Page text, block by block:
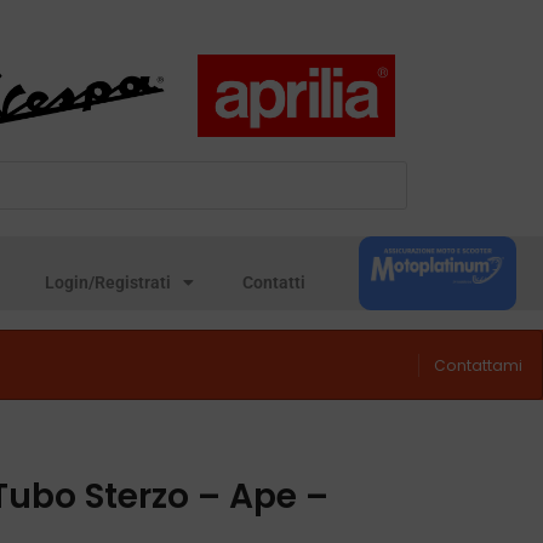
Login/Registrati Contatti
Contattami
Sterzo – Ape –